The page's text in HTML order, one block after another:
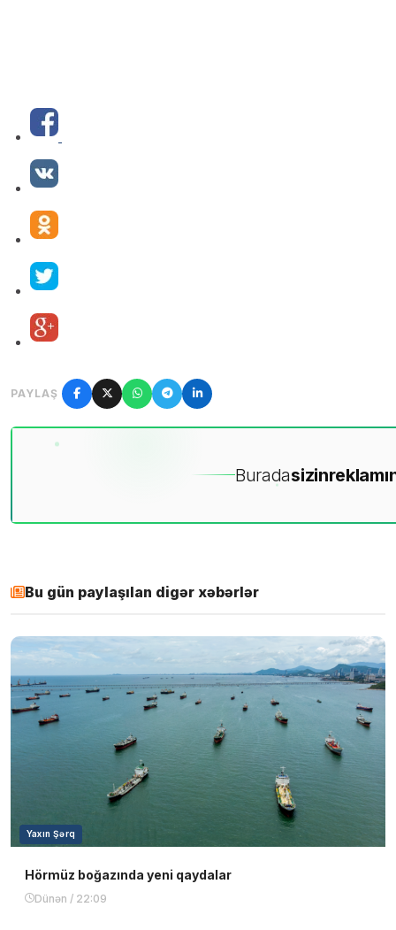
PAYLAŞ
Buradasizin
Bu gün paylaşılan digər xəbərlər
Yaxın Şərq
Hörmüz boğazında yeni qaydalar
Dünən / 22:09